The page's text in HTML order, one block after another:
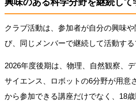
クラブ活動は、参加者が自分の興味
び、同じメンバーで継続して活動する
2026年度後期は、物理、自然観察、
サイエンス、ロボットの6分野が用意
から参加できる講座だけでなく、18